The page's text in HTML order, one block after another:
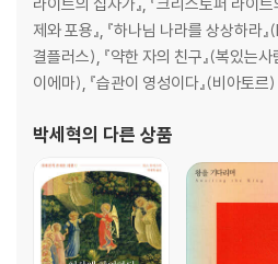
제와 포용』, 『하나님 나라를 상상하라
결플러스), 『약한 자의 친구』(복있는
이에마), 『습관이 영성이다』(비아토르
박세혁의 다른 상품